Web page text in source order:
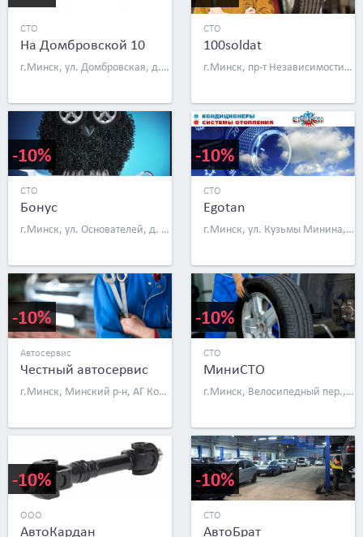
СТО
На Домбровской 10
г.Минск, ул. Домбровская, д. 10
СТО
100soldat
г.Минск, пр-т Независимости, д. 193а, к. 21
-10%
СТО
Бонус
г.Минск, ул. Основателей, д. 25
-10%
СТО
Egotan
г.Минск, ул. Кузьмы Минина, д. 21, к. 2, бокс 2
-10%
Автосервис
Честный автосервис
г.Минск, Минский р-н, АГ Колодищи, ул. Чкалова, д. 51
-10%
СТО
МиниСТО
г.Минск, Велосипедный пер., д. 5
-10%
ООО
АвтоКардан
-10%
СТО
АвтоБрат